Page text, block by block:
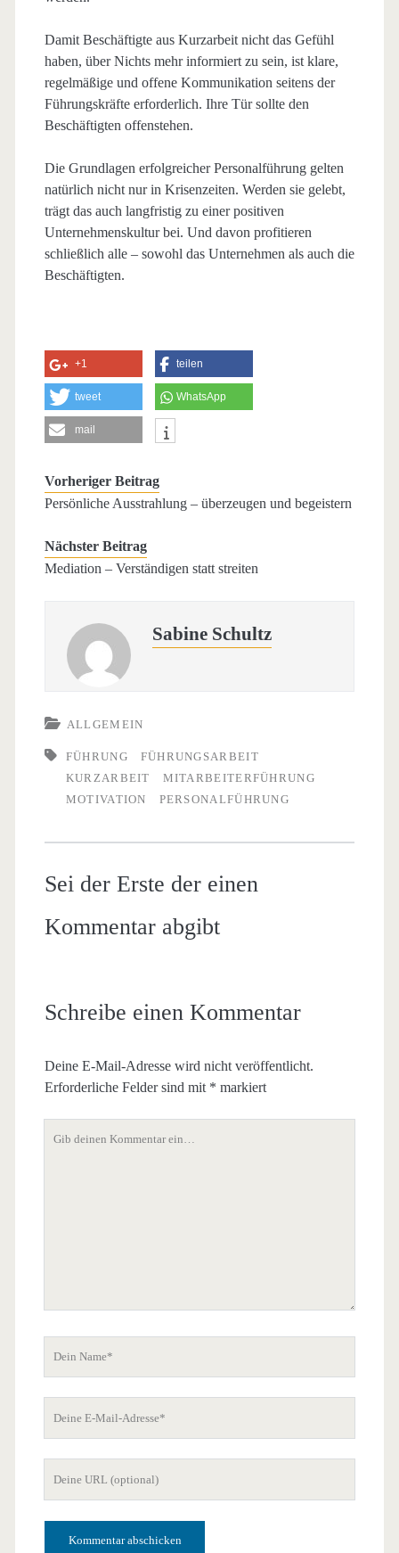
Damit Beschäftigte aus Kurzarbeit nicht das Gefühl
haben, über Nichts mehr informiert zu sein, ist klare,
regelmäßige und offene Kommunikation seitens der
Führungskräfte erforderlich. Ihre Tür sollte den
Beschäftigten offenstehen.
Die Grundlagen erfolgreicher Personalführung gelten
natürlich nicht nur in Krisenzeiten. Werden sie gelebt,
trägt das auch langfristig zu einer positiven
Unternehmenskultur bei. Und davon profitieren
schließlich alle – sowohl das Unternehmen als auch die
Beschäftigten.
+1 teilen
tweet WhatsApp
mail
Vorheriger Beitrag
Persönliche Ausstrahlung – überzeugen und begeistern
Nächster Beitrag
Mediation – Verständigen statt streiten
Sabine Schultz
ALLGEMEIN
FÜHRUNG
FÜHRUNGSARBEIT
KURZARBEIT
MITARBEITERFÜHRUNG
MOTIVATION
PERSONALFÜHRUNG
Sei der Erste der einen
Kommentar abgibt
Schreibe einen Kommentar
Deine E-Mail-Adresse wird nicht veröffentlicht.
Erforderliche Felder sind mit * markiert
Adresse